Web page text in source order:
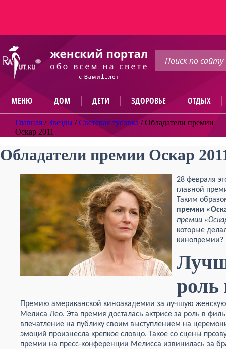
МЕНЮ ДОМ ДЕТИ ЗДОРОВЬЕ ОТДЫХ
Главная /Звезды /Светская тусовка /Обладатели премии
Оскар 2011
Обладатели премии Оскар
28 февраля
главной
Таким
премии
премии
которые
кинопремии?
роль
Премию американской киноакадемии за лучшую женскую
Мелиса Лео. Эта премия досталась актрисе за роль в
впечатление на публику своим выступлением на
эмоций произнесла крепкое словцо. Такое со сцены
премии на пресс-конференции Мелисса извинилась за